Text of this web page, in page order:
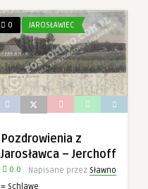
0 JAROSŁAWIEC
Pozdrowienia z
Jarosławca – Jerchoff
0.0 Napisane przez Sławno
= Schlawe